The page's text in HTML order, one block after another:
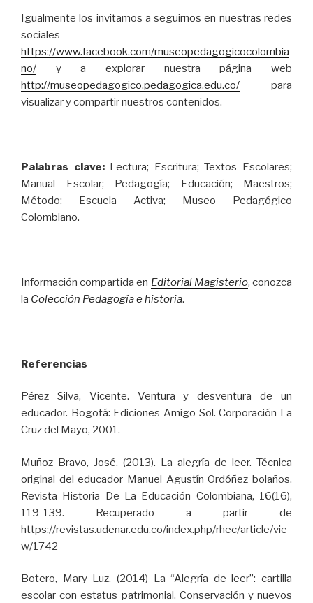
Igualmente los invitamos a seguirnos en nuestras redes
sociales
https://www.facebook.com/museopedagogicocolombia
no/ y a explorar nuestra página web
http://museopedagogico.pedagogica.edu.co/ para
visualizar y compartir nuestros contenidos.
Palabras clave:Lectura; Escritura; Textos Escolares;
Manual Escolar; Pedagogía; Educación; Maestros;
Método; Escuela Activa; Museo Pedagógico
Colombiano.
Información compartida en Editorial Magisterio, conozca
la Colección Pedagogía e historia.
Referencias
Pérez Silva, Vicente. Ventura y desventura de un
educador. Bogotá: Ediciones Amigo Sol. Corporación La
Cruz del Mayo, 2001.
Muñoz Bravo, José. (2013). La alegría de leer. Técnica
original del educador Manuel Agustín Ordóñez bolaños.
Revista Historia De La Educación Colombiana, 16(16),
119-139. Recuperado a partir de
https://revistas.udenar.edu.co/index.php/rhec/article/vie
w/1742
Botero, Mary Luz. (2014) La “Alegría de leer”: cartilla
escolar con estatus patrimonial. Conservación y nuevos